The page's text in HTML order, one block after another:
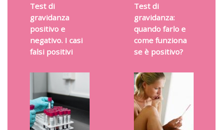
Test di
gravidanza
positivo e
negativo. I casi
falsi positivi
Test di
gravidanza:
quando farlo e
come funziona
se è positivo?